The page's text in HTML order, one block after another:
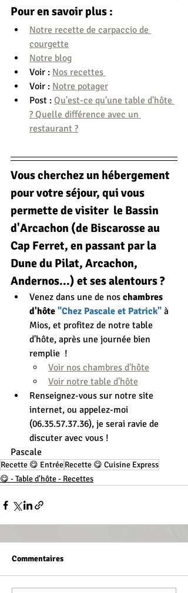
Pour en savoir plus :
Notre recette de carpaccio de
courgette
Notre blog
Voir : Nos recettes
Voir : Notre potager
Post : Qu'est-ce qu'une table d'hôte
? Quelle différence avec un
restaurant ?
Vous cherchez un hébergement
pour votre séjour, qui vous
permette de visiter  le Bassin
d'Arcachon (de Biscarosse au
Cap Ferret, en passant par la
Dune du Pilat, Arcachon,
Andernos...) et ses alentours ?
Venez dans une de nos chambres
d'hôte "Chez Pascale et Patrick" à
Mios, et profitez de notre table
d'hôte, après une journée bien
remplie  !
Voir nos chambres d'hôte
Voir notre table d'hôte
Renseignez-vous sur notre site
internet, ou appelez-moi
(06.35.57.37.36), je serai ravie de
discuter avec vous !
Pascale
Recette 😋 EntréeRecette 😋 Cuisine Express
😋 - Table d'hôte - Recettes
Commentaires